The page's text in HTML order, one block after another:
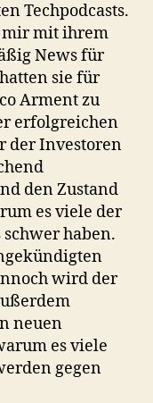
Techpodcasts.
mir mit ihrem
News für
sie für
Arment zu
erfolgreichen
der Investoren
den Zustand
es viele der
schwer haben.
wird der
neuen
es viele
gegen